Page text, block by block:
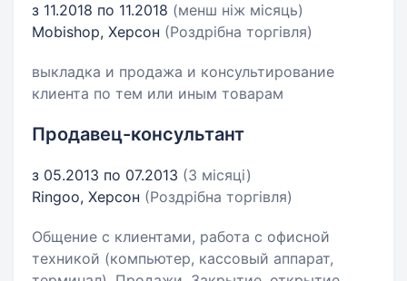
з 11.2018 по 11.2018 (менш ніж місяць)
Mobishop, Херсон (Роздрібна торгівля)
выкладка и продажа и консультирование
клиента по тем или иным товарам
Продавец-консультант
з 05.2013 по 07.2013 (3 місяці)
Ringoo, Херсон (Роздрібна торгівля)
Общение с клиентами, работа с офисной
техникой (компьютер, кассовый аппарат,